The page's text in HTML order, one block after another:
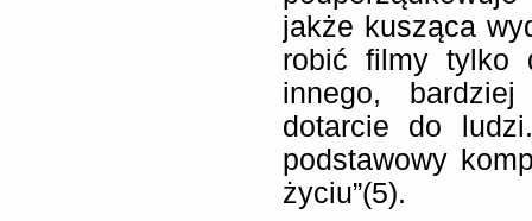
jakże kusząca
robić filmy tylko
innego,
dotarcie do
podstawowy
życiu”(5).